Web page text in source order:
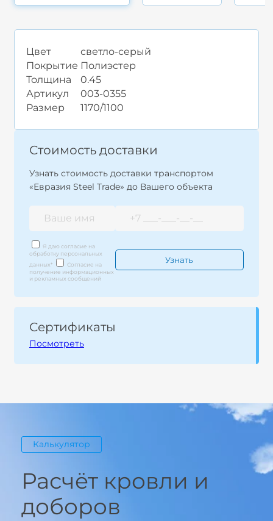
Цвет
светло-серый
Покрытие Полиэстер
Толщина
0.45
Артикул
003-0355
Размер
1170/1100
Стоимость доставки
Узнать стоимость доставки транспортом
«Евразия Steel Trade» до Вашего объекта
Я даю согласие на
обработку персональных
данных*
Согласие на
получение информационных
и рекламных сообщений
Сертификаты
Посмотреть
Калькулятор
Расчёт кровли и
доборов